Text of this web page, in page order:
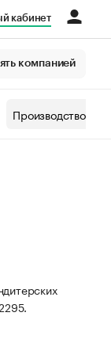
кабинет
компанией
Производство